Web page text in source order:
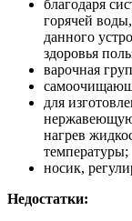
благодаря
горячей
данного
здоровья
варочная
для
нагрев
температуры;
носик,
Недостатки: